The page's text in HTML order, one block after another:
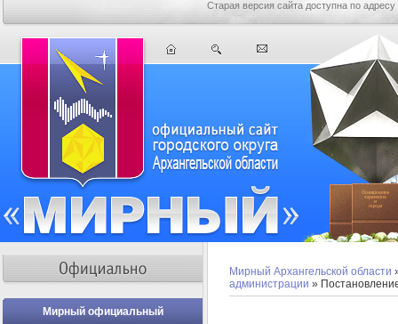
Старая версия сайта доступна по адресу
Мирный официальный
Мирный Архангельской области
администрации »